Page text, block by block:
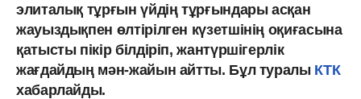
элиталық тұрғын үйдің тұрғындары асқан
жауыздықпен өлтірілген күзетшінің оқиғасына
қатысты пікір білдіріп, жантүршігерлік
жағдайдың мән-жайын айтты. Бұл туралыКТК
хабарлайды.